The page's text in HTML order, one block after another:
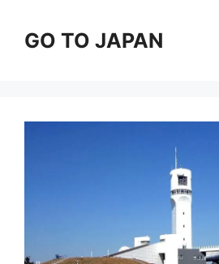
GO TO JAPAN